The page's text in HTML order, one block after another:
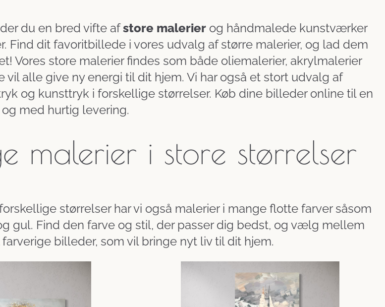
du en bred vifte afstore malerierog håndmalede kunstværker
Find dit favoritbillede i vores udvalg af større malerier, og lad dem
Vores store malerier findes som både oliemalerier, akrylmalerier
vil alle give ny energi til dit hjem. Vi har også et stort udvalg af
og kunsttryk i forskellige størrelser. Køb dine billeder online til en
med hurtig levering.
malerier i store størrelser
størrelser har vi også malerier i mange flotte farver såsom
gul. Find den farve og stil, der passer dig bedst, og vælg mellem
billeder, som vil bringe nyt liv til dit hjem.